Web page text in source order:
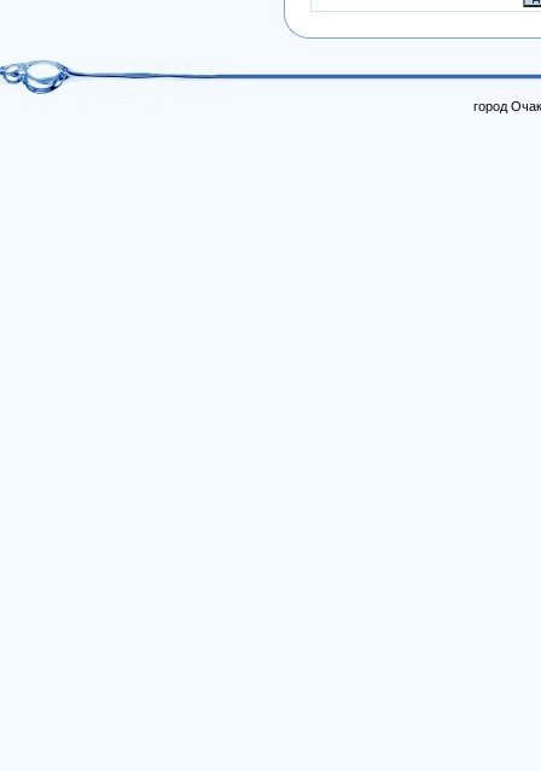
город